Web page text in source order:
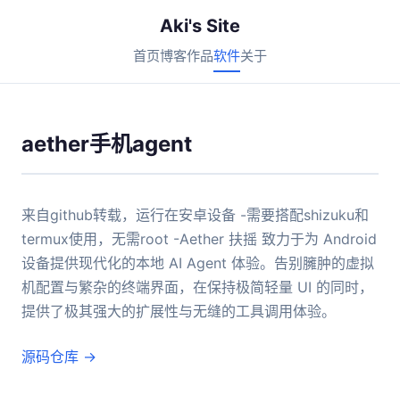
Aki's Site
首页博客作品软件关于
aether手机agent
来自github转载，运行在安卓设备 -需要搭配shizuku和
termux使用，无需root -Aether 扶摇 致力于为 Android
设备提供现代化的本地 AI Agent 体验。告别臃肿的虚拟
机配置与繁杂的终端界面，在保持极简轻量 UI 的同时，
提供了极其强大的扩展性与无缝的工具调用体验。
源码仓库 →